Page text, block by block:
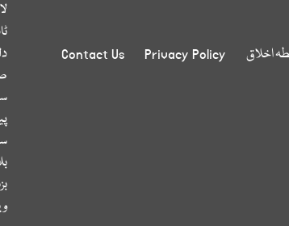
اخلاق Privacy Policy
Contact Us